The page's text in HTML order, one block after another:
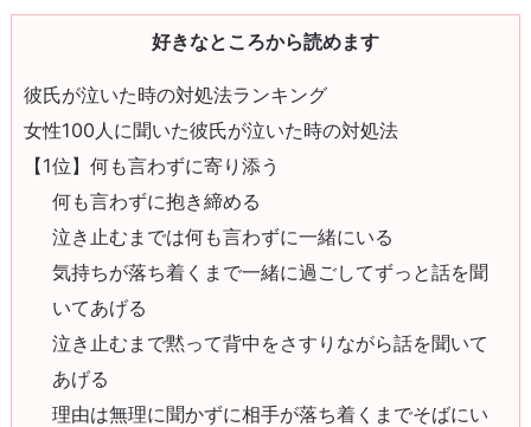
好きなところから読めます
彼氏が泣いた時の対処法ランキング
女性100人に聞いた彼氏が泣いた時の対処法
【1位】何も言わずに寄り添う
何も言わずに抱き締める
泣き止むまでは何も言わずに一緒にいる
気持ちが落ち着くまで一緒に過ごしてずっと話を聞
いてあげる
泣き止むまで黙って背中をさすりながら話を聞いて
あげる
理由は無理に聞かずに相手が落ち着くまでそばにい